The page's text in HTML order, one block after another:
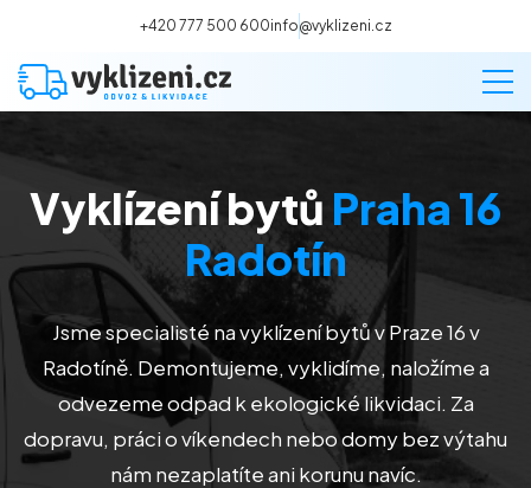
+420 777 500 600info@vyklizeni.cz
Vyklízení
Stěhování
Malování
Deratizace a dezinsekce
Vyklízení bytů Praha 16
Radotín
Jsme specialisté na vyklízení bytů v Praze 16 v
Radotíně. Demontujeme, vyklidíme, naložíme a
odvezeme odpad k ekologické likvidaci. Za
dopravu, práci o víkendech nebo domy bez výtahu
nám nezaplatíte ani korunu navíc.